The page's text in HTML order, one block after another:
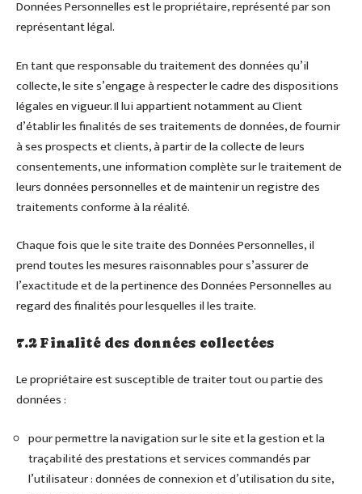
Données Personnelles est le propriétaire, représenté par son
représentant légal.
En tant que responsable du traitement des données qu’il
collecte, le site s’engage à respecter le cadre des dispositions
légales en vigueur. Il lui appartient notamment au Client
d’établir les finalités de ses traitements de données, de fournir
à ses prospects et clients, à partir de la collecte de leurs
consentements, une information complète sur le traitement de
leurs données personnelles et de maintenir un registre des
traitements conforme à la réalité.
Chaque fois que le site traite des Données Personnelles, il
prend toutes les mesures raisonnables pour s’assurer de
l’exactitude et de la pertinence des Données Personnelles au
regard des finalités pour lesquelles il les traite.
7.2 Finalité des données collectées
Le propriétaire est susceptible de traiter tout ou partie des
données :
pour permettre la navigation sur le site et la gestion et la
traçabilité des prestations et services commandés par
l’utilisateur : données de connexion et d’utilisation du site,